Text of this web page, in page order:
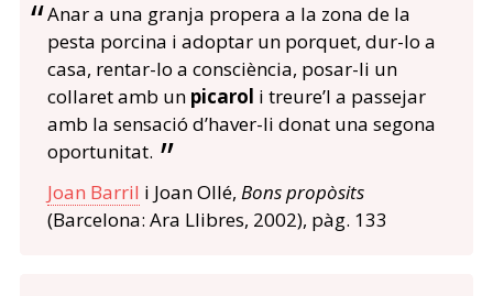
Anar a una granja propera a la zona de la
pesta porcina i adoptar un porquet, dur-lo a
casa, rentar-lo a consciència, posar-li un
collaret amb un picarol i treure’l a passejar
amb la sensació d’haver-li donat una segona
oportunitat.
Joan Barril i Joan Ollé, Bons propòsits
(Barcelona: Ara Llibres, 2002), pàg. 133